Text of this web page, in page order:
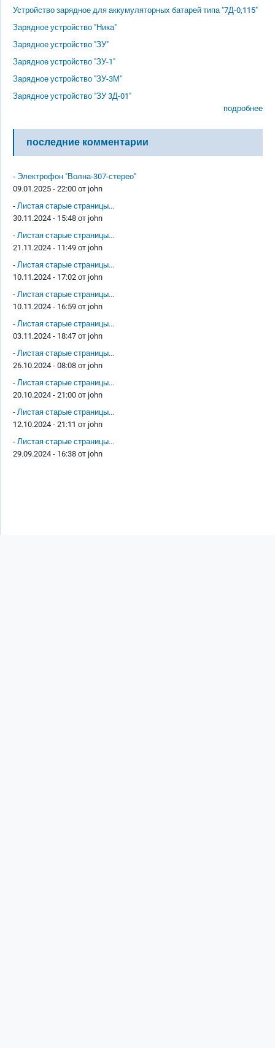
Устройство зарядное для аккумуляторных батарей типа "7Д-0,115"
Зарядное устройство "Ника"
Зарядное устройство "ЗУ"
Зарядное устройство "ЗУ-1"
Зарядное устройство "ЗУ-3М"
Зарядное устройство "ЗУ 3Д-01"
подробнее
последние комментарии
- Электрофон "Волна-307-стерео"
09.01.2025 - 22:00 от john
- Листая старые страницы...
30.11.2024 - 15:48 от john
- Листая старые страницы...
21.11.2024 - 11:49 от john
- Листая старые страницы...
10.11.2024 - 17:02 от john
- Листая старые страницы...
10.11.2024 - 16:59 от john
- Листая старые страницы...
03.11.2024 - 18:47 от john
- Листая старые страницы...
26.10.2024 - 08:08 от john
- Листая старые страницы...
20.10.2024 - 21:00 от john
- Листая старые страницы...
12.10.2024 - 21:11 от john
- Листая старые страницы...
29.09.2024 - 16:38 от john